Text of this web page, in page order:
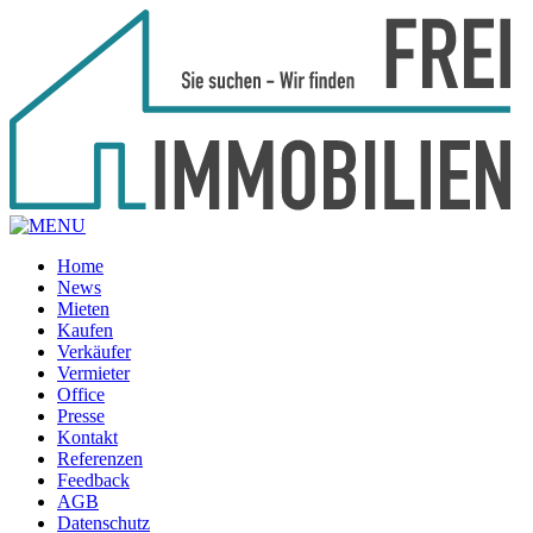
Home
News
Mieten
Kaufen
Verkäufer
Vermieter
Office
Presse
Kontakt
Referenzen
Feedback
AGB
Datenschutz